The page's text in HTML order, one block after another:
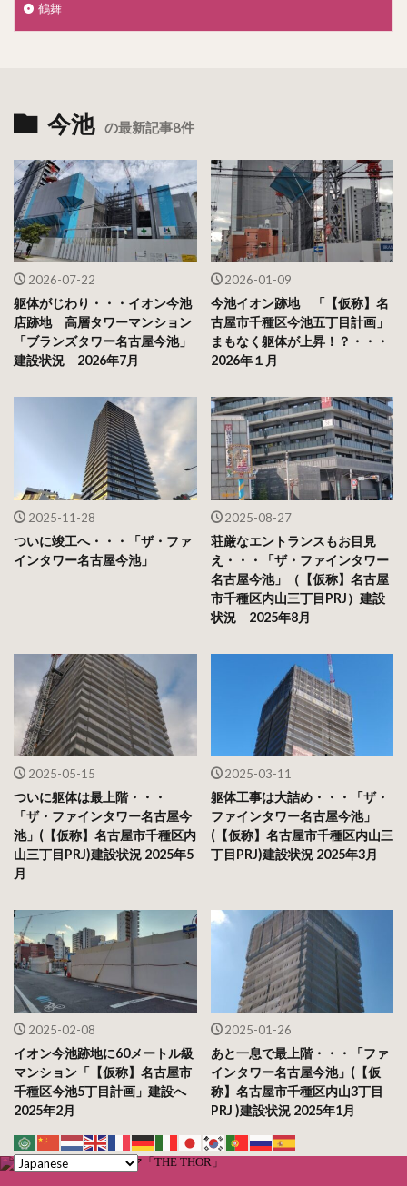
鶴舞
今池 の最新記事8件
2026-07-22
躯体がじわり・・・イオン今池
店跡地 高層タワーマンション
「ブランズタワー名古屋今池」
建設状況 2026年7月
2026-01-09
今池イオン跡地 「【仮称】名
古屋市千種区今池五丁目計画」
まもなく躯体が上昇！？・・・
2026年１月
2025-11-28
ついに竣工へ・・・「ザ・ファ
インタワー名古屋今池」
2025-08-27
荘厳なエントランスもお目見
え・・・「ザ・ファインタワー
名古屋今池」（【仮称】名古屋
市千種区内山三丁目PRJ）建設
状況 2025年8月
2025-05-15
ついに躯体は最上階・・・
「ザ・ファインタワー名古屋今
池」(【仮称】名古屋市千種区内
山三丁目PRJ)建設状況 2025年5
月
2025-03-11
躯体工事は大詰め・・・「ザ・
ファインタワー名古屋今池」
(【仮称】名古屋市千種区内山三
丁目PRJ)建設状況 2025年3月
2025-02-08
イオン今池跡地に60メートル級
マンション「【仮称】名古屋市
千種区今池5丁目計画」建設へ
2025年2月
2025-01-26
あと一息で最上階・・・「ファ
インタワー名古屋今池」(【仮
称】名古屋市千種区内山3丁目
PRJ )建設状況 2025年1月